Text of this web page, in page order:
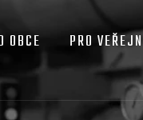
OBCE PRO